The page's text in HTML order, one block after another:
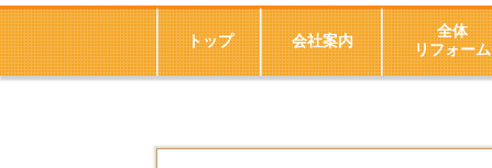
トップ 会社案内
全体
リフォーム